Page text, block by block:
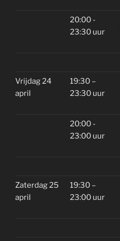
20:00 -
23:30 uur
Vrijdag 24
april
19:30 –
23:30 uur
20:00 -
23:00 uur
Zaterdag 25
april
19:30 –
23:00 uur